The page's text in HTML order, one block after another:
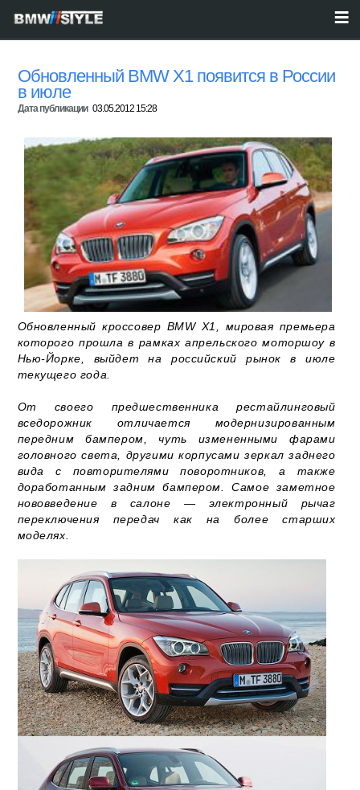
Обновленный BMW X1 появится в России
в июле
Дата публикации 03.05.2012 15:28
Обновленный кроссовер BMW X1, мировая премьера
которого прошла в рамках апрельского моторшоу в
Нью-Йорке, выйдет на российский рынок в июле
текущего года.
От своего предшественника рестайлинговый
вседорожник отличается модернизированным
передним бампером, чуть измененными фарами
головного света, другими корпусами зеркал заднего
вида с повторителями поворотников, а также
доработанным задним бампером. Самое заметное
нововведение в салоне — электронный рычаг
переключения передач как на более старших
моделях.